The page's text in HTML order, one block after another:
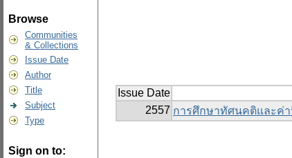
Browse
Communities
& Collections
Issue Date
Author
Title
Subject
Type
Sign on to:
Issue Date
2557 การศึกษาทัศนคติและค่า